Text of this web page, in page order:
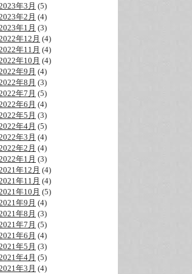
年3月 (5)
年2月 (4)
年1月 (3)
年12月 (4)
年11月 (4)
年10月 (4)
年9月 (4)
年8月 (3)
年7月 (5)
年6月 (4)
年5月 (3)
年4月 (5)
年3月 (4)
年2月 (4)
年1月 (3)
年12月 (4)
年11月 (4)
年10月 (5)
年9月 (4)
年8月 (3)
年7月 (5)
年6月 (4)
年5月 (3)
年4月 (5)
年3月 (4)